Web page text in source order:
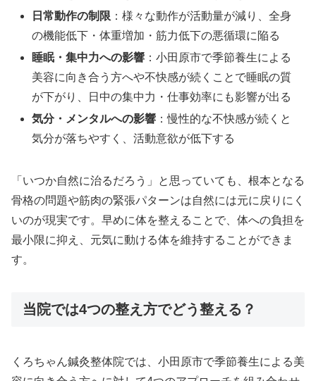
日常動作の制限 ：様々な動作が活動量が減り、全身
の機能低下・体重増加・筋力低下の悪循環に陥る
睡眠・集中力への影響 ：小田原市で季節養生による
美容に向き合う方へや不快感が続くことで睡眠の質
が下がり、日中の集中力・仕事効率にも影響が出る
気分・メンタルへの影響 ：慢性的な不快感が続くと
気分が落ちやすく、活動意欲が低下する
「いつか自然に治るだろう」と思っていても、根本となる
骨格の問題や筋肉の緊張パターンは自然には元に戻りにく
いのが現実です。早めに体を整えることで、体への負担を
最小限に抑え、元気に動ける体を維持することができま
す。
当院では4つの整え方でどう整える？
くろちゃん鍼灸整体院では、小田原市で季節養生による美